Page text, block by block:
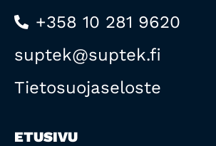
+358 10 281 9620
suptek@suptek.fi
Tietosuojaseloste
ETUSIVU